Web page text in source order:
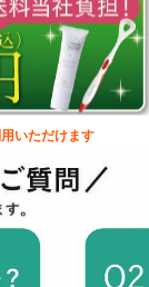
いただけます